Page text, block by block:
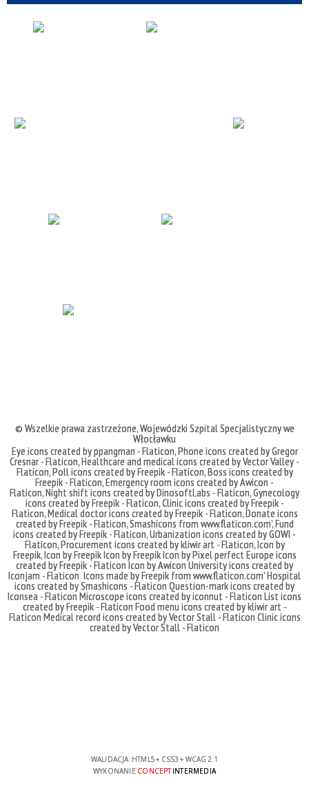
© Wszelkie prawa zastrzeżone,Wojewódzki Szpital Specjalistyczny we
Włocławku
Eye icons created by ppangman - Flaticon,Phone icons created by Gregor
Cresnar - Flaticon,Healthcare and medical icons created by Vector Valley -
Flaticon,Poll icons created by Freepik - Flaticon,Boss icons created by
Freepik - Flaticon,Emergency room icons created by Awicon -
Flaticon,Night shift icons created by DinosoftLabs - Flaticon,Gynecology
icons created by Freepik - Flaticon,Clinic icons created by Freepik -
Flaticon,Medical doctor icons created by Freepik - Flaticon,Donate icons
created by Freepik - Flaticon,Smashicons from www.flaticon.com',Fund
icons created by Freepik - Flaticon,Urbanization icons created by GOWI -
Flaticon,Procurement icons created by kliwir art - Flaticon,Icon by
Freepik,Icon by FreepikIcon by FreepikIcon by Pixel perfectEurope icons
created by Freepik - Flaticon Icon by Awicon University icons created by
Iconjam - Flaticon Icons made byFreepik from www.flaticon.com'Hospital
icons created by Smashicons - Flaticon Question-mark icons created by
Iconsea - Flaticon Microscope icons created by iconnut - Flaticon List icons
created by Freepik - Flaticon Food menu icons created by kliwir art -
Flaticon Medical record icons created by Vector Stall - Flaticon Clinic icons
created by Vector Stall - Flaticon
WALIDACJA: HTML5+ CSS3 + WCAG 2.1
WYKONANIE CONCEPTINTERMEDIA